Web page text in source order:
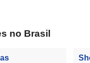
no Brasil